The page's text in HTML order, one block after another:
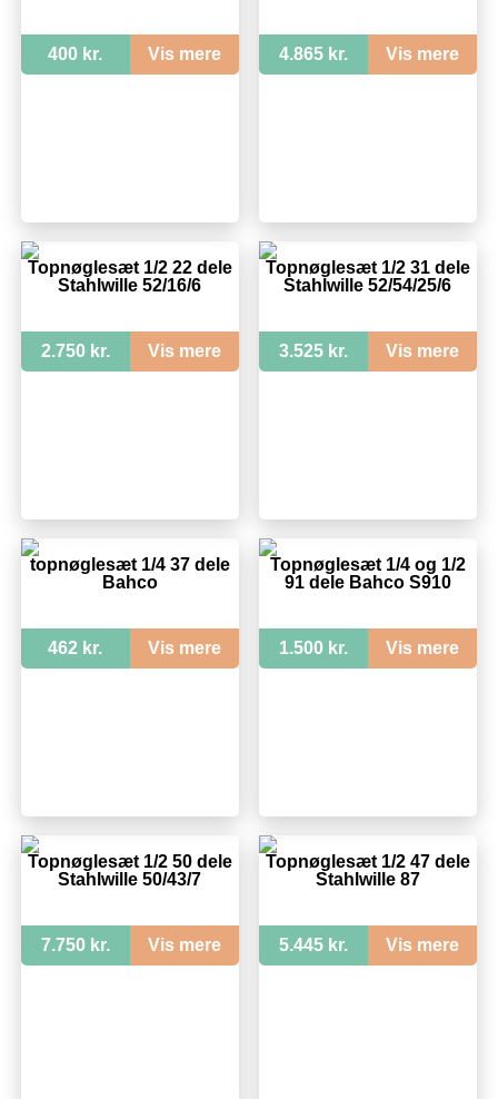
400 kr. Vis mere 4.865 kr. Vis mere
Topnøglesæt 1/2 22 dele
Stahlwille 52/16/6
2.750 kr. Vis mere
Topnøglesæt 1/2 31 dele
Stahlwille 52/54/25/6
3.525 kr. Vis mere
topnøglesæt 1/4 37 dele
Bahco
462 kr. Vis mere
Topnøglesæt 1/4 og 1/2
91 dele Bahco S910
1.500 kr. Vis mere
Topnøglesæt 1/2 50 dele
Stahlwille 50/43/7
7.750 kr. Vis mere
Topnøglesæt 1/2 47 dele
Stahlwille 87
5.445 kr. Vis mere